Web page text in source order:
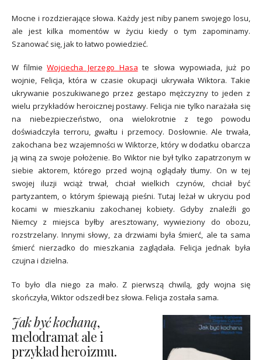
Mocne i rozdzierające słowa. Każdy jest niby panem swojego losu,
ale jest kilka momentów w życiu kiedy o tym zapominamy.
Szanować się, jak to łatwo powiedzieć.
W filmieWojciecha Jerzego Hasa te słowa wypowiada, już po
wojnie, Felicja, która w czasie okupacji ukrywała Wiktora. Takie
ukrywanie poszukiwanego przez gestapo mężczyzny to jeden z
wielu przykładów heroicznej postawy. Felicja nie tylko narażała się
na niebezpieczeństwo, ona wielokrotnie z tego powodu
doświadczyła terroru, gwałtu i przemocy. Dosłownie. Ale trwała,
zakochana bez wzajemności w Wiktorze, który w dodatku obarcza
ją winą za swoje położenie. Bo Wiktor nie był tylko zapatrzonym w
siebie aktorem, którego przed wojną oglądały tłumy. On w tej
swojej iluzji wciąż trwał, chciał wielkich czynów, chciał być
partyzantem, o którym śpiewają pieśni. Tutaj leżał w ukryciu pod
kocami w mieszkaniu zakochanej kobiety. Gdyby znaleźli go
Niemcy z miejsca byłby aresztowany, wywieziony do obozu,
rozstrzelany. Innymi słowy, za drzwiami była śmierć, ale ta sama
śmierć nierzadko do mieszkania zaglądała. Felicja jednak była
czujna i dzielna.
To było dla niego za mało. Z pierwszą chwilą, gdy wojna się
skończyła, Wiktor odszedł bez słowa. Felicja została sama.
Jak być kochaną,
melodramat ale i
przykład heroizmu.